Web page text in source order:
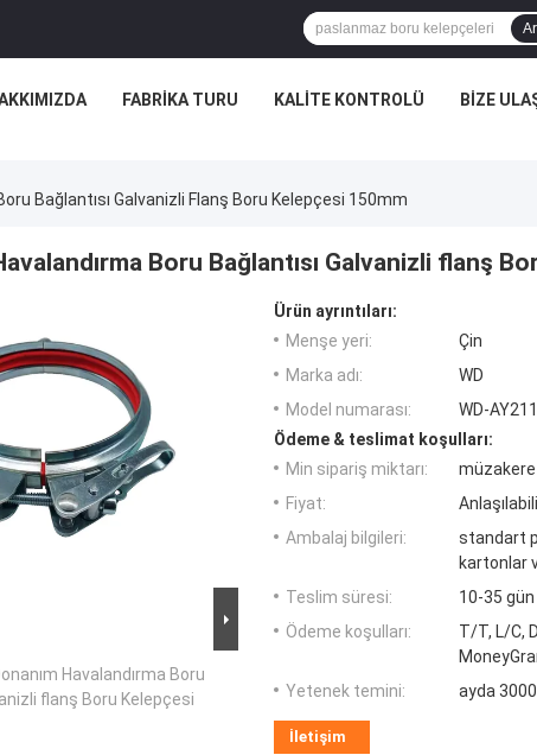
FABRIKA TURU KALITE KONTROLÜ BIZE
Bağlantısı Galvanizli Flanş Boru Kelepçesi 150mm
Boru Bağlantısı Galvanizli flanş
Havalandırma Boru
flanş Boru Kelepçesi
Ürün ayrıntıları:
Menşe yeri:
Çin
Marka adı:
WD
Model numarası:
WD-
Ödeme & teslimat koşulları:
Min sipariş miktarı:
müzakere
Fiyat:
Ambalaj bilgileri:
standart
kartonlar
Teslim süresi:
10-35
Ödeme koşulları:
T/T, L/C,
Yetenek temini:
ayda
İletişim